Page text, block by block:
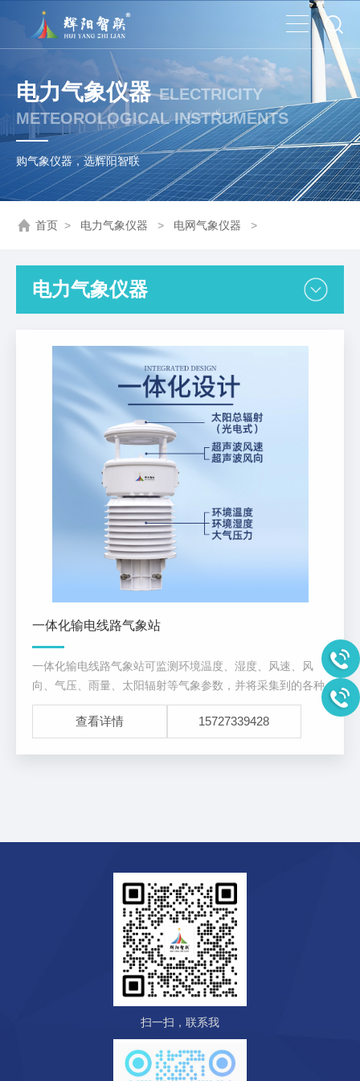
电力气象仪器 ELECTRICITY
METEOROLOGICAL INSTRUMENTS
购气象仪器，选辉阳智联
首页 > 电力气象仪器 > 电网气象仪器 >
电力气象仪器
一体化输电线路气象站
一体化输电线路气象站可监测环境温度、湿度、风速、风
向、气压、雨量、太阳辐射等气象参数，并将采集到的各种
气象参数及其变化状况，通过4G网络实时的传送到系统主
机中，系统主机可对采集到
查看详情 15727339428
扫一扫，联系我